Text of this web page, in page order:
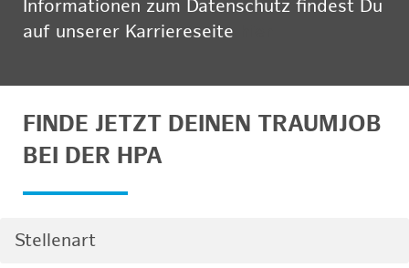
Informationen zum Datenschutz findest Du
auf unserer Karriereseite
FINDE JETZT DEINEN TRAUMJOB
BEI DER HPA
Stellenart